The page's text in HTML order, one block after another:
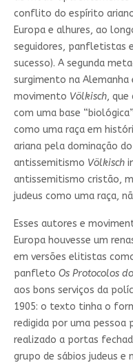
conflito do espírito
Europa e alhures, ao
seguidores, panfletistas
sucesso). A segunda
surgimento na Alemanha
movimento Völkisch, que
com uma base
como uma raça em
ariana pela dominação
antissemitismo Völkisch
antissemitismo cristão,
judeus como uma raça,
Esses autores e
Europa houvesse um
em versões elitistas
panfleto Os Protocolos
aos bons serviços da
1905: o texto tinha o
redigida por uma pessoa
realizado a portas
grupo de sábios judeus e